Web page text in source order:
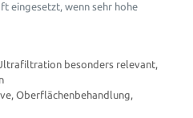
eingesetzt, wenn sehr hohe
besonders relevant,
Oberflächenbehandlung,